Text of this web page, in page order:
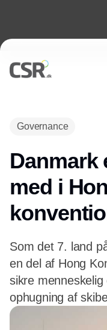
Governance
Danmark
med i
Som det 7. land
en del af Hong
sikre
ophugning af